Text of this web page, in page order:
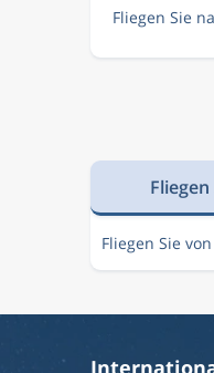
Fliegen Sie
Fliegen Sie